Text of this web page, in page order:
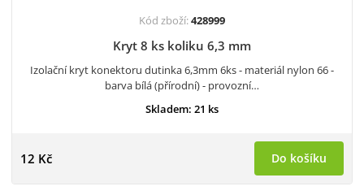
Kód zboží:428999
Kryt 8 ks koliku 6,3 mm
Izolační kryt konektoru dutinka 6,3mm 6ks - materiál nylon 66 -
barva bílá (přírodní) - provozní…
Skladem: 21 ks
12 Kč Do košíku